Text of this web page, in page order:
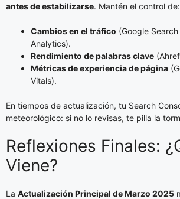
antes de estabilizarse. Mantén el control de:
Cambios en el tráfico (Google
Analytics).
Rendimiento de palabras clave
Métricas de experiencia de página
Vitals).
En tiempos de actualización, tu Search
meteorológico: si no lo revisas, te pilla la
Reflexiones Finales:
Viene?
La Actualización Principal de Marzo 2025